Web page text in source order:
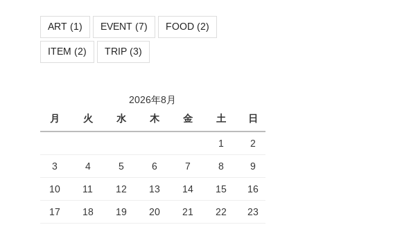
ART(1) EVENT(7) FOOD(2)
ITEM (2) TRIP(3)
2026年8月
月
火 水 木 金 土 日
1 2
3 4 5 6 7 8 9
10 11 12 13 14 15 16
17 18 19 20 21 22 23